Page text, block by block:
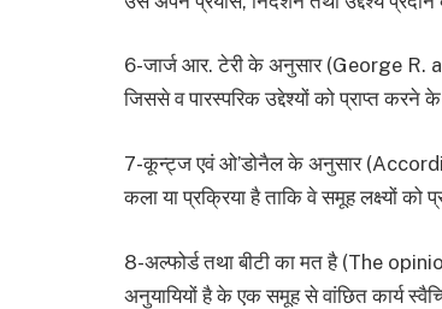
6-जार्ज आर. टेरी के अनुसार (George R.
जिससे व पारस्परिक उद्देश्यों को प्राप्त करने
7-कून्ट्ज एवं ओ’डोनैल के अनुसार
कला या प्रक्रिया है ताकि वे समूह लक्ष्यों
8-अल्फोर्ड तथा बीटी का मत है (The
अनुयायियों है के एक समूह से वांछित कार्य